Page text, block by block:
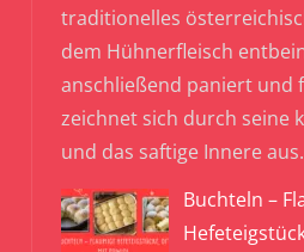
traditionelles
dem Hühnerfleisch
anschließend paniert und
zeichnet sich durch seine
und das saftige Innere aus.
Buchteln –